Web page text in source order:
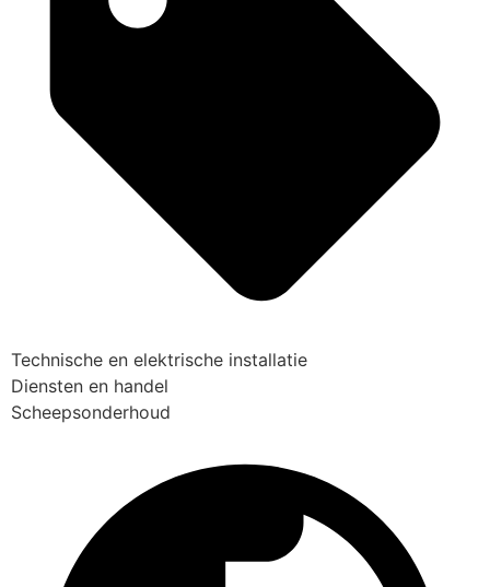
Technische en elektrische installatie
Diensten en handel
Scheepsonderhoud